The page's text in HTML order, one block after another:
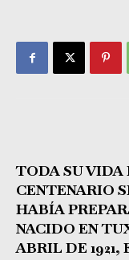
TODA SU VIDA
CENTENARIO
HABÍA
NACIDO EN
ABRIL DE 1921,